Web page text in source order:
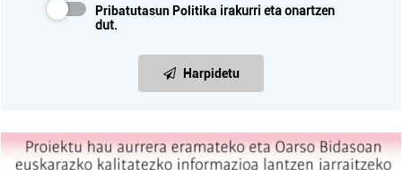
Pribatutasun Politika irakurri eta onartzen
dut.
Harpidetu